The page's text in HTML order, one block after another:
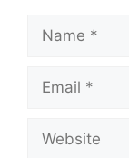
Name
Email
Website